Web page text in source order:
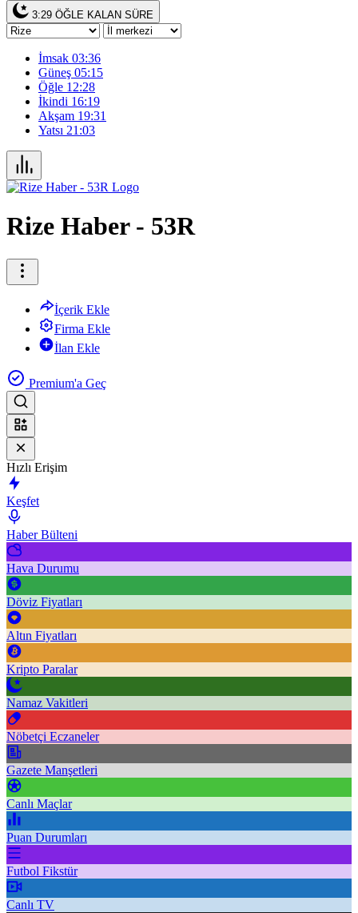
3:29 ÖĞLE KALAN SÜRE
İmsak 03:36
Güneş 05:15
Öğle 12:28
İkindi 16:19
Akşam 19:31
Yatsı 21:03
Rize Haber - 53R
İçerik Ekle
Firma Ekle
İlan Ekle
Premium'a Geç
Hızlı Erişim
Keşfet
Haber Bülteni
Hava Durumu
Döviz Fiyatları
Altın Fiyatları
Kripto Paralar
Namaz Vakitleri
Nöbetçi Eczaneler
Gazete Manşetleri
Canlı Maçlar
Puan Durumları
Futbol Fikstür
Canlı TV